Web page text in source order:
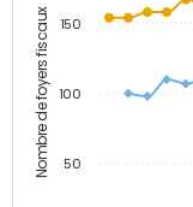
Nombre de foyers fiscaux 50
100
150